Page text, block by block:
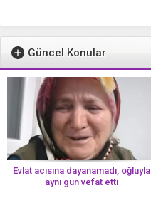
Güncel Konular
Evlat acısına dayanamadı, oğluyla
aynı gün vefat etti